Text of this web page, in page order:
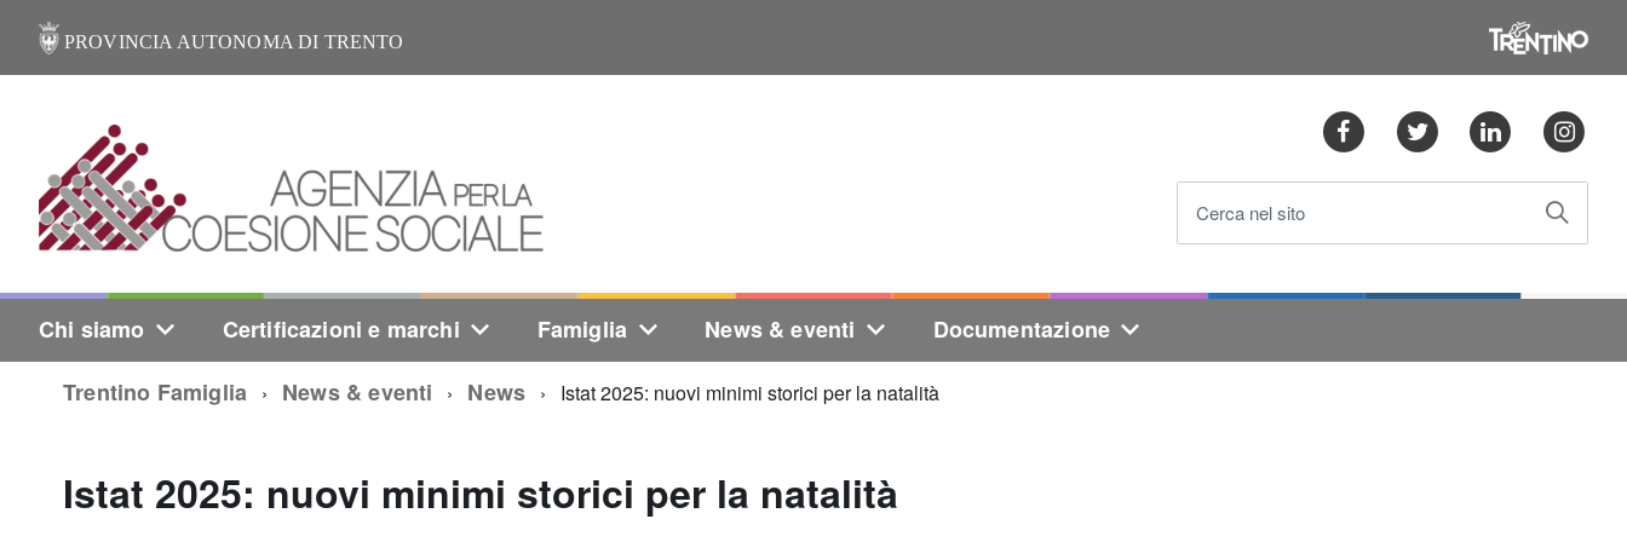
PROVINCIA AUTONOMA DI TRENTO
Facebook Twitter Linkedin
Cerca nel sito
Chi siamo Certificazioni e marchi Famiglia News & eventi
Documentazione
Trentino Famiglia
News & eventi News Istat 2025: nuovi minimi storici per la natalità
Istat 2025: nuovi minimi storici per la natalità